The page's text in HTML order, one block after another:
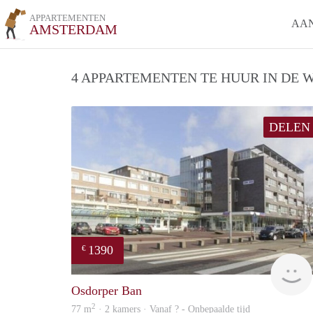
APPARTEMENTEN
AMSTERDAM
4 APPARTEMENTEN TE HUUR IN DE
DELEN
€ 1390
Osdorper Ban
77 m2 · 2 kamers · Vanaf ? - Onbepaalde tijd